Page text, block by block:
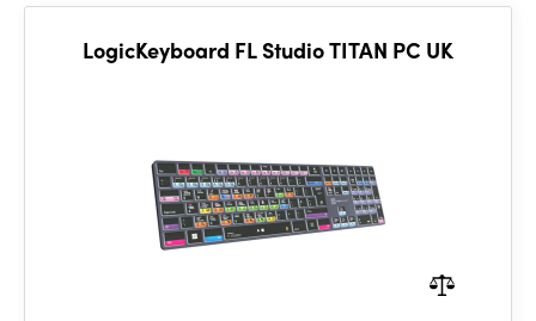
LogicKeyboard FL Studio TITAN PC UK